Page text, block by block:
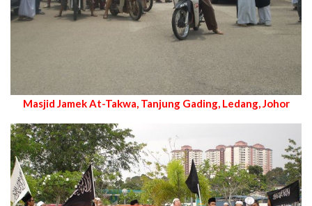
Masjid Jamek At-Takwa, Tanjung Gading, Ledang, Johor